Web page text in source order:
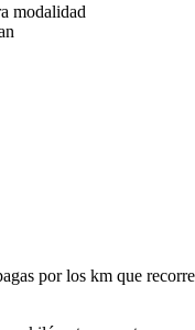
modalidad
por los km que